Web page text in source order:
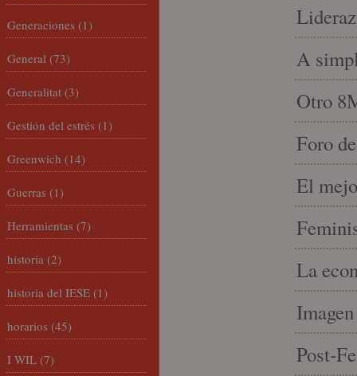
A
Otro
Foro
El
La
Post-
Generaciones (1)
General (73)
Generalitat (3)
Gestión del estrés (1)
Greenwich (14)
Guerras (1)
Herramientas (7)
historia (2)
historia del IESE (1)
horarios (45)
I WIL (7)